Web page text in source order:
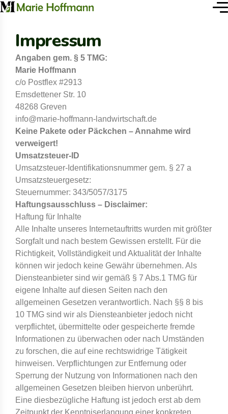
Impressum
Angaben gem. § 5 TMG:
Marie Hoffmann
c/o Postflex #2913
Emsdettener Str. 10
48268 Greven
info@marie-hoffmann-landwirtschaft.de
Keine Pakete oder Päckchen – Annahme wird
verweigert!
Umsatzsteuer-ID
Umsatzsteuer-Identifikationsnummer gem. § 27 a
Umsatzsteuergesetz:
Steuernummer: 343/5057/3175
Haftungsausschluss – Disclaimer:
Haftung für Inhalte
Alle Inhalte unseres Internetauftritts wurden mit größter
Sorgfalt und nach bestem Gewissen erstellt. Für die
Richtigkeit, Vollständigkeit und Aktualität der Inhalte
können wir jedoch keine Gewähr übernehmen. Als
Diensteanbieter sind wir gemäß § 7 Abs.1 TMG für
eigene Inhalte auf diesen Seiten nach den
allgemeinen Gesetzen verantwortlich. Nach §§ 8 bis
10 TMG sind wir als Diensteanbieter jedoch nicht
verpflichtet, übermittelte oder gespeicherte fremde
Informationen zu überwachen oder nach Umständen
zu forschen, die auf eine rechtswidrige Tätigkeit
hinweisen. Verpflichtungen zur Entfernung oder
Sperrung der Nutzung von Informationen nach den
allgemeinen Gesetzen bleiben hiervon unberührt.
Eine diesbezügliche Haftung ist jedoch erst ab dem
Zeitpunkt der Kenntniserlangung einer konkreten